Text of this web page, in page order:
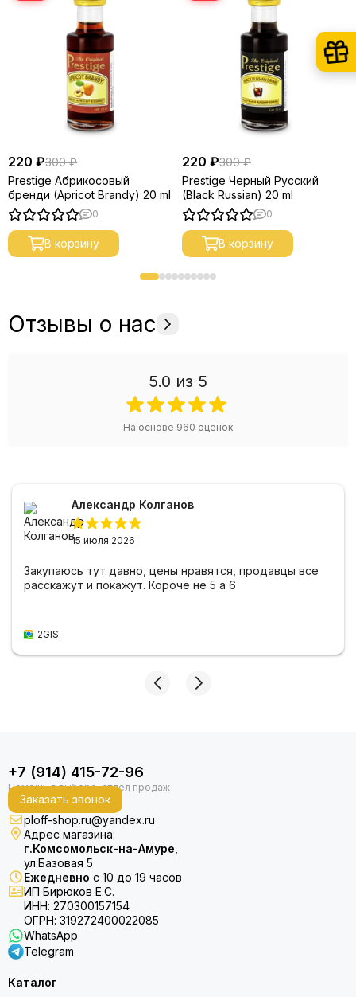
220 ₽300 ₽
Prestige Абрикосовый
бренди (Apricot Brandy) 20 ml
0
В корзину
220 ₽300 ₽
Prestige Черный Русский
(Black Russian) 20 ml
0
В корзину
Отзывы о нас
5.0 из 5
На основе 960 оценок
Александр Колганов
15 июля 2026
Закупаюсь тут давно, цены нравятся, продавцы все
расскажут и покажут. Короче не 5 а 6
2GIS
+7 (914) 415-72-96
Заказать звонок
ploff-shop.ru@yandex.ru
Адрес магазина:
г.Комсомольск-на-Амуре
ул.Базовая 5
Ежедневно с 10 до 19 часов
ИП Бирюков Е.С.
ИНН: 270300157154
ОГРН: 319272400022085
WhatsApp
Telegram
Каталог